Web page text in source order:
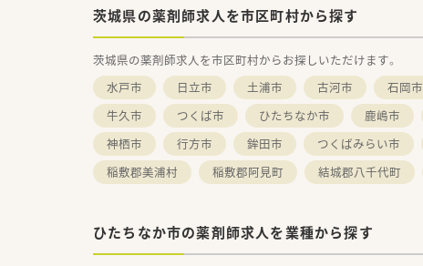
茨城県の薬剤師求人を市区町村から探す
茨城県の薬剤師求人を市区町村からお探しいただけます。
水戸市
日立市 土浦市 古河市 石岡市
牛久市
つくば市 ひたちなか市 鹿嶋市
神栖市
行方市 鉾田市 つくばみらい市
稲敷郡美浦村
稲敷郡阿見町 結城郡八千代町
ひたちなか市の薬剤師求人を業種から探す